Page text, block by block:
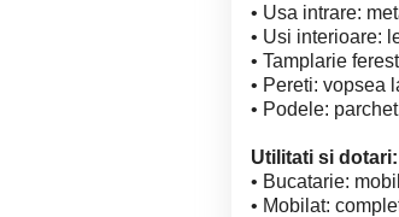
• Usa intrare:
• Usi
• Tamplarie
• Pereti: vopsea
• Podele:
Utilitati si dotari:
• Bucatarie:
•